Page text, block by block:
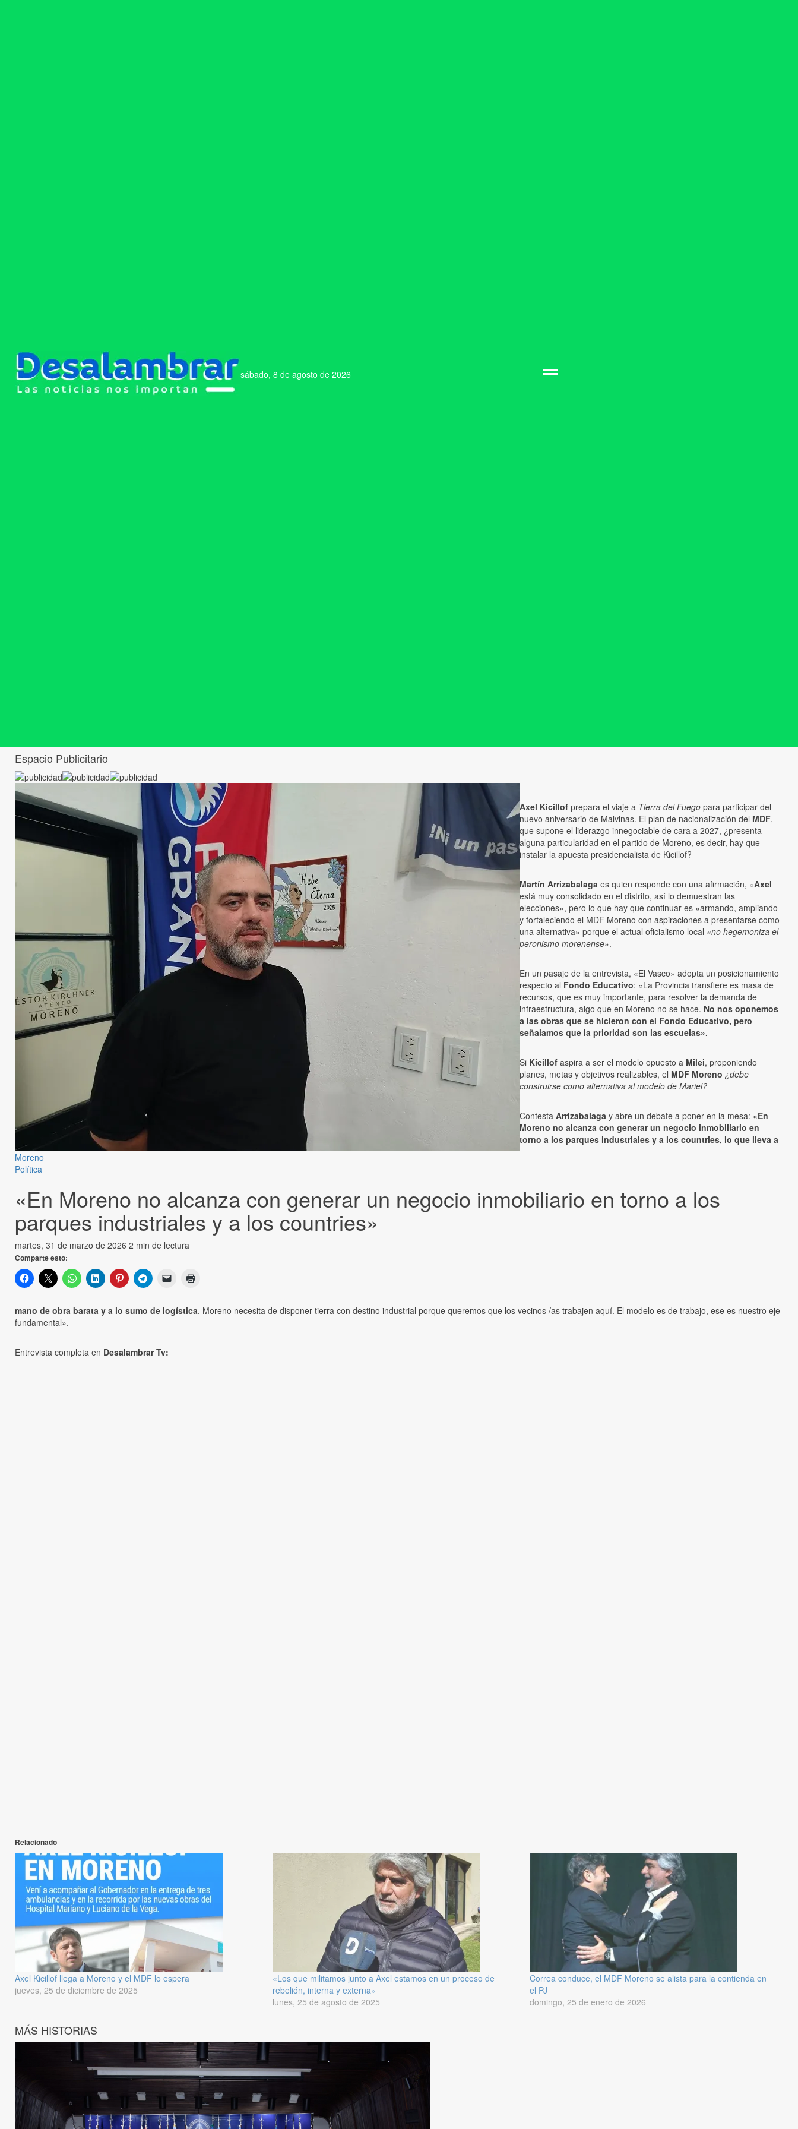
sábado, 8 de agosto de 2026
Espacio Publicitario
Moreno
Política
«En Moreno no alcanza con generar un negocio inmobiliario en torno a los
parques industriales y a los countries»
martes, 31 de marzo de 2026 2 min de lectura
Comparte esto:
Axel Kicillof prepara el viaje a Tierra del Fuego para participar del
nuevo aniversario de Malvinas. El plan de nacionalización del MDF,
que supone el liderazgo innegociable de cara a 2027, ¿presenta
alguna particularidad en el partido de Moreno, es decir, hay que
instalar la apuesta presidencialista de Kicillof?
Martín Arrizabalaga es quien responde con una afirmación, «Axel
está muy consolidado en el distrito, así lo demuestran las
elecciones», pero lo que hay que continuar es «armando, ampliando
y fortaleciendo el MDF Moreno con aspiraciones a presentarse como
una alternativa» porque el actual oficialismo local «no hegemoniza el
peronismo morenense».
En un pasaje de la entrevista, «El Vasco» adopta un posicionamiento
respecto al Fondo Educativo: «La Provincia transfiere es masa de
recursos, que es muy importante, para resolver la demanda de
infraestructura, algo que en Moreno no se hace. No nos oponemos
a las obras que se hicieron con el Fondo Educativo, pero
señalamos que la prioridad son las escuelas».
Si Kicillof aspira a ser el modelo opuesto a Milei, proponiendo
planes, metas y objetivos realizables, el MDF Moreno ¿debe
construirse como alternativa al modelo de Mariel?
Contesta Arrizabalaga y abre un debate a poner en la mesa: «En
Moreno no alcanza con generar un negocio inmobiliario en
torno a los parques industriales y a los countries, lo que lleva a
mano de obra barata y a lo sumo de logística. Moreno necesita de disponer tierra con destino industrial porque queremos que los vecinos /as trabajen aquí. El modelo es de trabajo, ese es nuestro eje
fundamental».
Entrevista completa en Desalambrar Tv:
Relacionado
Axel Kicillof llega a Moreno y el MDF lo espera
jueves, 25 de diciembre de 2025
«Los que militamos junto a Axel estamos en un proceso de
rebelión, interna y externa»
lunes, 25 de agosto de 2025
Correa conduce, el MDF Moreno se alista para la contienda en
el PJ
domingo, 25 de enero de 2026
MÁS HISTORIAS